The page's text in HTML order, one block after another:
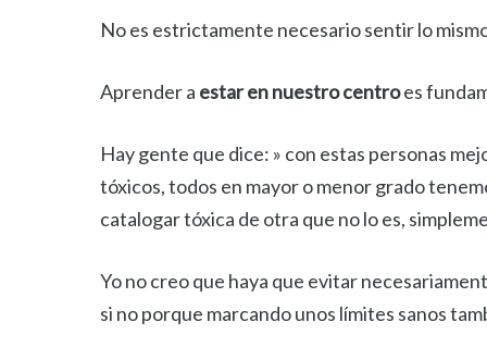
No es estrictamente necesario sentir lo
Aprender a estar en nuestro centroes
Hay gente que dice: » con estas personas
tóxicos, todos en mayor o menor grado
catalogar tóxica de otra que no lo es,
Yo no creo que haya que evitar
si no porque marcando unos límites sanos